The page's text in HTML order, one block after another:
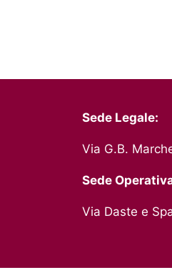
Sede Legale:
Via G.B.
Sede
Via Daste e